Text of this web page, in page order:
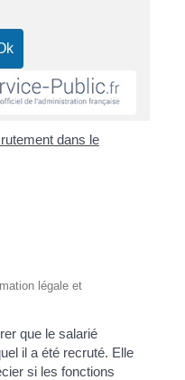
dans le
légale et
que le salarié
il a été recruté. Elle
si les fonctions